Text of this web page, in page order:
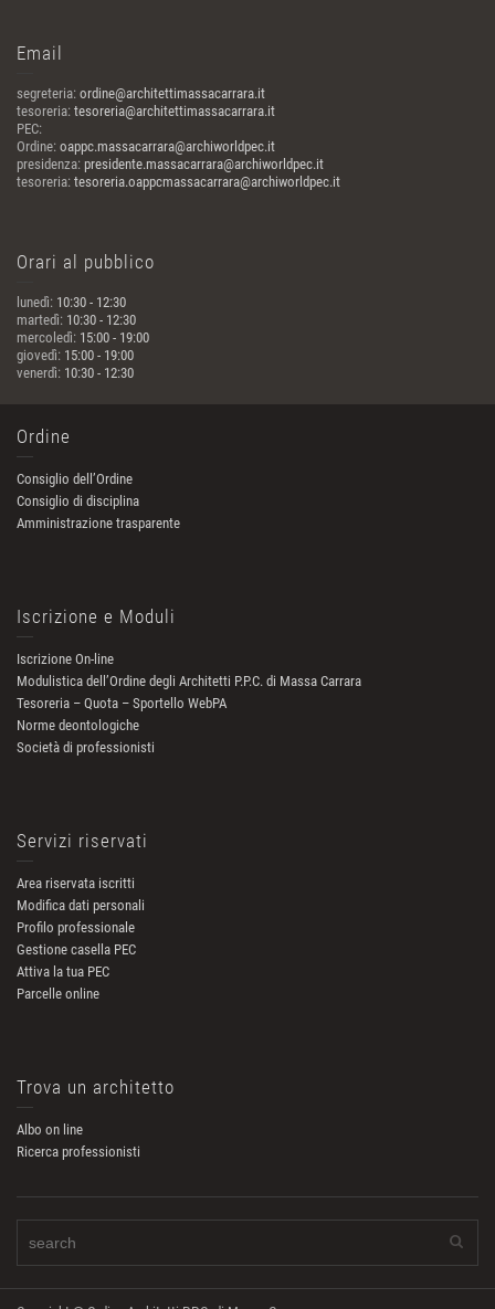
Email
segreteria: ordine@architettimassacarrara.it
tesoreria: tesoreria@architettimassacarrara.it
PEC:
Ordine: oappc.massacarrara@archiworldpec.it
presidenza: presidente.massacarrara@archiworldpec.it
tesoreria: tesoreria.oappcmassacarrara@archiworldpec.it
Orari al pubblico
lunedì: 10:30 - 12:30
martedì: 10:30 - 12:30
mercoledì: 15:00 - 19:00
giovedì: 15:00 - 19:00
venerdì: 10:30 - 12:30
Ordine
Consiglio dell’Ordine
Consiglio di disciplina
Amministrazione trasparente
Iscrizione e Moduli
Iscrizione On-line
Modulistica dell’Ordine degli Architetti P.P.C. di Massa Carrara
Tesoreria – Quota – Sportello WebPA
Norme deontologiche
Società di professionisti
Servizi riservati
Area riservata iscritti
Modifica dati personali
Profilo professionale
Gestione casella PEC
Attiva la tua PEC
Parcelle online
Trova un architetto
Albo on line
Ricerca professionisti